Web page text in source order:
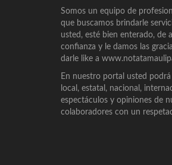
Somos un equipo de
que buscamos brindarle
usted, esté bien enterado, de
confianza y le damos las
darle like a
En nuestro portal usted
local, estatal, nacional,
espectáculos y opiniones de
colaboradores con un